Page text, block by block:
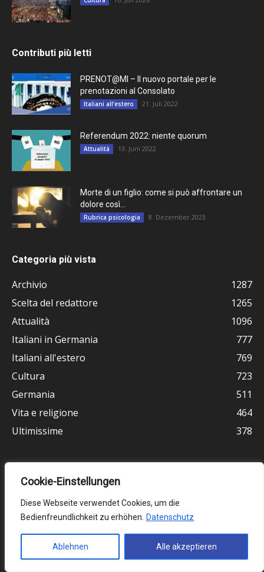
Cookie-Einstellungen
Diese Webseite verwendet Cookies, um die
Bedienfreundlichkeit zu erhöhen.
Datenschutz
Ablehnen Alle akzeptieren
Contributi più letti
PRENOT@MI – Il nuovo portale per le
prenotazioni al Consolato
Italiani all'estero 21. Juli 2022
Referendum 2022: niente quorum
Attualità 13. Juni 2022
Morte di un figlio: come si può affrontare un
dolore così...
Rubrica psicologia 8. Dezember 2023
Categoria più vista
Archivio
1287
Scelta del redattore
1265
Attualità
1096
Italiani in Germania
777
Italiani all'estero
769
Cultura
723
Germania
511
Vita e religione
464
Ultimissime
378
Chi siamo